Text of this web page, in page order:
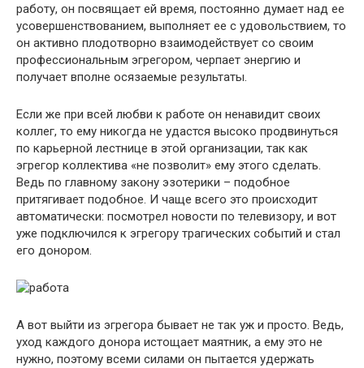
работу, он посвящает ей время, постоянно думает над ее
усовершенствованием, выполняет ее с удовольствием, то
он активно плодотворно взаимодействует со своим
профессиональным эгрегором, черпает энергию и
получает вполне осязаемые результаты.
Если же при всей любви к работе он ненавидит своих
коллег, то ему никогда не удастся высоко продвинуться
по карьерной лестнице в этой организации, так как
эгрегор коллектива «не позволит» ему этого сделать.
Ведь по главному закону эзотерики – подобное
притягивает подобное. И чаще всего это происходит
автоматически: посмотрел новости по телевизору, и вот
уже подключился к эгрегору трагических событий и стал
его донором.
А вот выйти из эгрегора бывает не так уж и просто. Ведь,
уход каждого донора истощает маятник, а ему это не
нужно, поэтому всеми силами он пытается удержать